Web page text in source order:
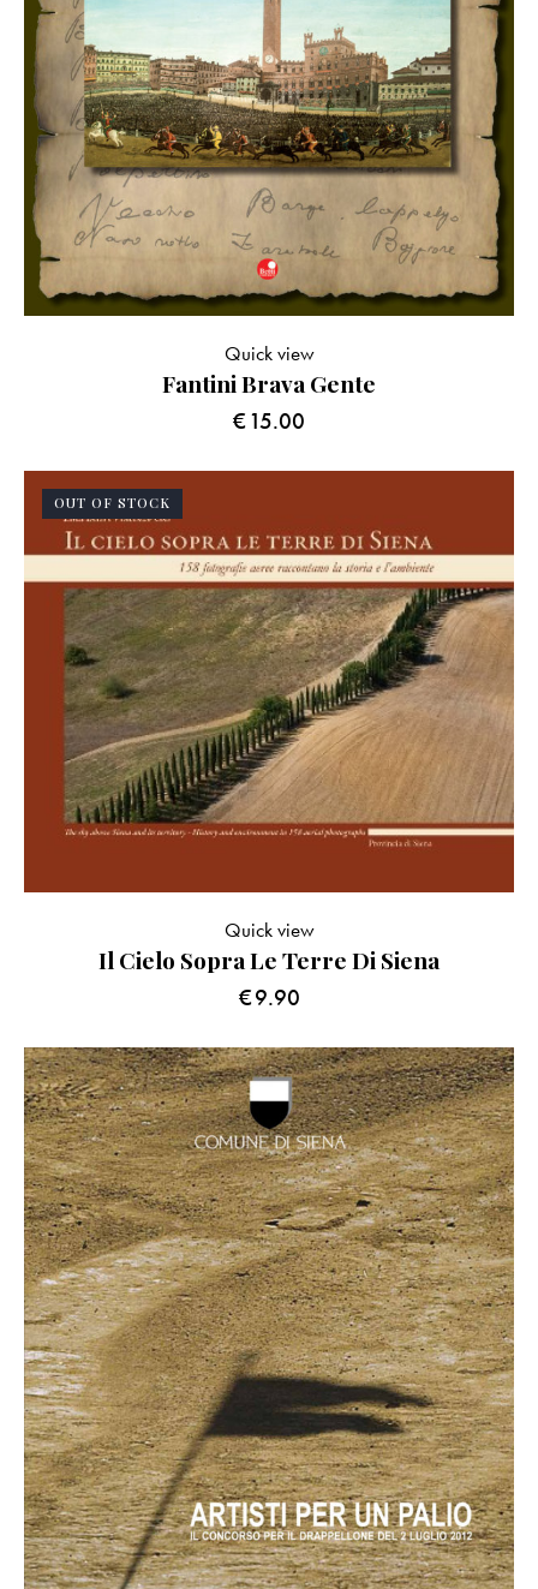
Fantini Brava Gente
€15.00
Quick view
OUT OF STOCK
Il Cielo Sopra Le Terre Di Siena
€9.90
Quick view